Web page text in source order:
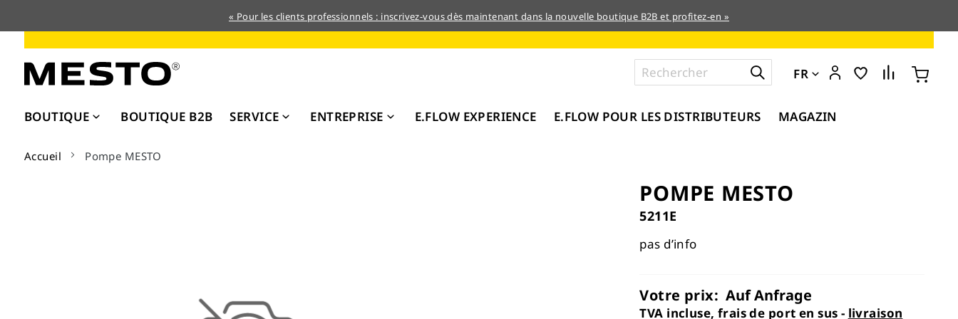
« Pour les clients professionnels : inscrivez-vous dès maintenant dans la nouvelle boutique B2B et profitez-en »
contenu
FR
BOUTIQUE BOUTIQUE B2B SERVICE ENTREPRISE E.FLOW EXPERIENCE E.FLOW POUR LES DISTRIBUTEURS MAGAZIN
Accueil Pompe MESTO
POMPE MESTO
5211E
pas d’info
Votre prix: Auf Anfrage
TVA incluse, frais de port en sus - livraison